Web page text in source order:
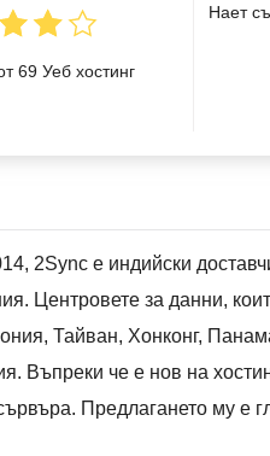
69 Уеб хостинг
Нает
2Sync е индийски
Центровете за данни,
Тайван, Хонконг,
Въпреки че е нов на
Предлагането му е